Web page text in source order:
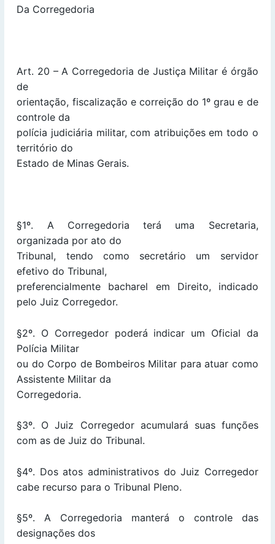
Da Corregedoria
Art. 20 – A Corregedoria de Justiça Militar é órgão
de
orientação, fiscalização e correição do 1º grau e de
controle da
polícia judiciária militar, com atribuições em todo o
território do
Estado de Minas Gerais.
§1º. A Corregedoria terá uma Secretaria,
organizada por ato do
Tribunal, tendo como secretário um servidor
efetivo do Tribunal,
preferencialmente bacharel em Direito, indicado
pelo Juiz Corregedor.
§2º. O Corregedor poderá indicar um Oficial da
Polícia Militar
ou do Corpo de Bombeiros Militar para atuar como
Assistente Militar da
Corregedoria.
§3º. O Juiz Corregedor acumulará suas funções
com as de Juiz do Tribunal.
§4º. Dos atos administrativos do Juiz Corregedor
cabe recurso para o Tribunal Pleno.
§5º. A Corregedoria manterá o controle das
designações dos